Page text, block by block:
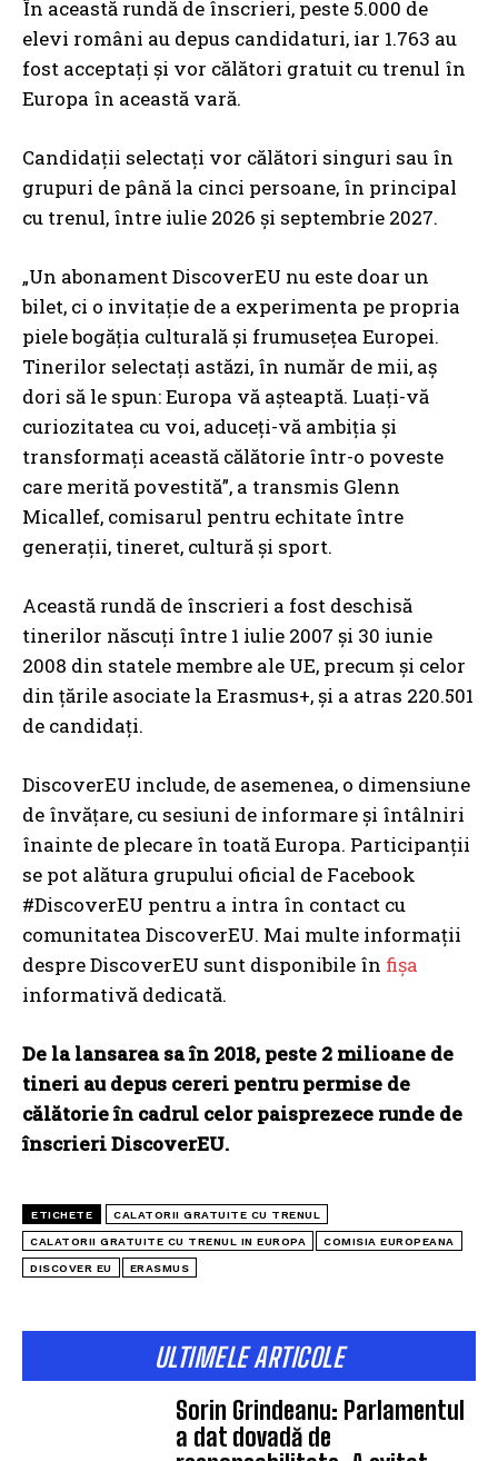
În această rundă de înscrieri, peste 5.000 de
elevi români au depus candidaturi, iar 1.763 au
fost acceptați și vor călători gratuit cu trenul în
Europa în această vară.
Candidații selectați vor călători singuri sau în
grupuri de până la cinci persoane, în principal
cu trenul, între iulie 2026 și septembrie 2027.
„Un abonament DiscoverEU nu este doar un
bilet, ci o invitație de a experimenta pe propria
piele bogăția culturală și frumusețea Europei.
Tinerilor selectați astăzi, în număr de mii, aș
dori să le spun: Europa vă așteaptă. Luați-vă
curiozitatea cu voi, aduceți-vă ambiția și
transformați această călătorie într-o poveste
care merită povestită”, a transmis Glenn
Micallef, comisarul pentru echitate între
generații, tineret, cultură și sport.
Această rundă de înscrieri a fost deschisă
tinerilor născuți între 1 iulie 2007 și 30 iunie
2008 din statele membre ale UE, precum și celor
din țările asociate la Erasmus+, și a atras 220.501
de candidați.
DiscoverEU include, de asemenea, o dimensiune
de învățare, cu sesiuni de informare și întâlniri
înainte de plecare în toată Europa. Participanții
se pot alătura grupului oficial de Facebook
#DiscoverEU pentru a intra în contact cu
comunitatea DiscoverEU. Mai multe informații
despre DiscoverEU sunt disponibile în fișa
informativă dedicată.
De la lansarea sa în 2018, peste 2 milioane de
tineri au depus cereri pentru permise de
călătorie în cadrul celor paisprezece runde de
înscrieri DiscoverEU.
ETICHETE CALATORII GRATUITE CU TRENUL
CALATORII GRATUITE CU TRENUL IN EUROPA COMISIA EUROPEANA
DISCOVER EU ERASMUS
ULTIMELE ARTICOLE
Sorin Grindeanu: Parlamentul
a dat dovadă de